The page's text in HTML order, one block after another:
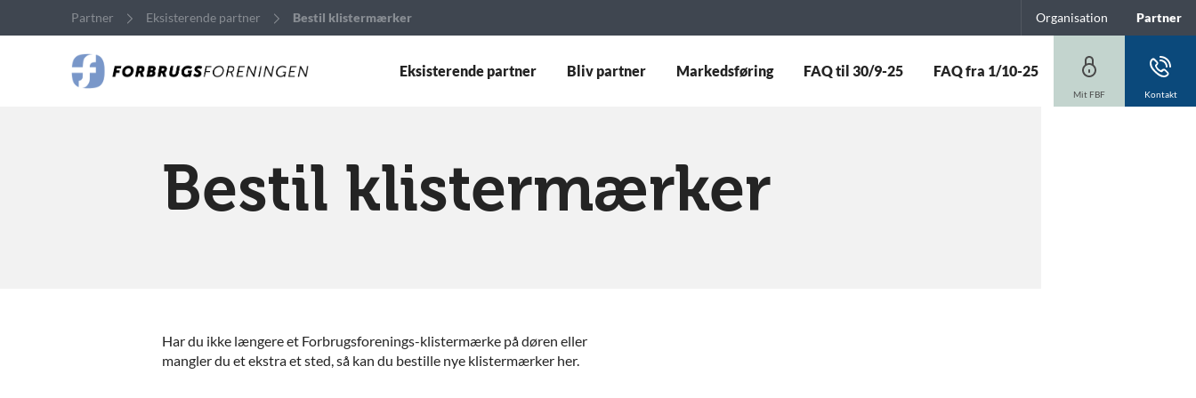
Partner Eksisterende partner Bestil klistermærker Organisation Partner
Eksisterende partner Bliv partner Markedsføring FAQ til 30/9-25 FAQ fra 1/10-25
Mit FBF Kontakt
Bestil klistermærker
Har du ikke længere et Forbrugsforenings-klistermærke på døren eller
mangler du et ekstra et sted,så kan du bestille nye klistermærker her.